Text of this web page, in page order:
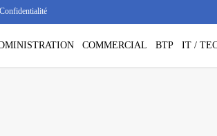
COMMERCIAL BTP IT /